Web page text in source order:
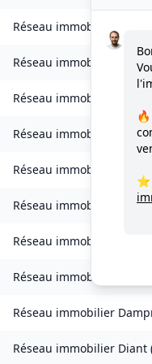
Réseau immobilier
Réseau immobilier
Réseau immobilier
Réseau immobilier
Réseau immobilier
Réseau immobilier
Réseau immobilier
Réseau immobilier
Réseau immobilier
Réseau immobilier Diant